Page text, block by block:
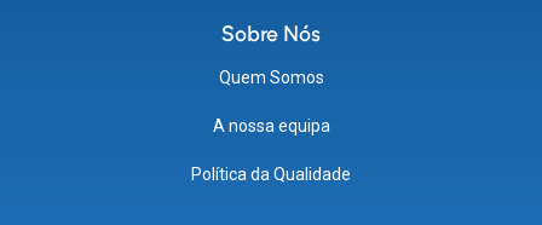
Sobre Nós
Quem Somos
A nossa equipa
Política da Qualidade